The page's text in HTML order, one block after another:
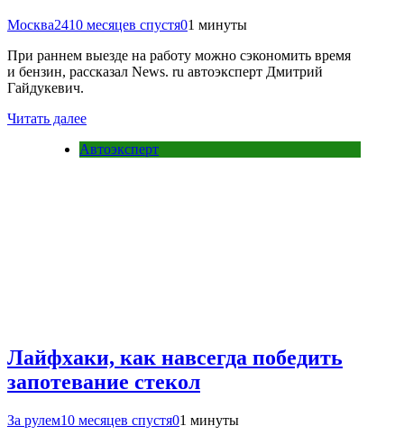
Москва2410 месяцев спустя01 минуты
При раннем выезде на работу можно сэкономить время
и бензин, рассказал News. ru автоэксперт Дмитрий
Гайдукевич.
Читать далее
Автоэксперт
Лайфхаки, как навсегда победить
запотевание стекол
За рулем10 месяцев спустя01 минуты